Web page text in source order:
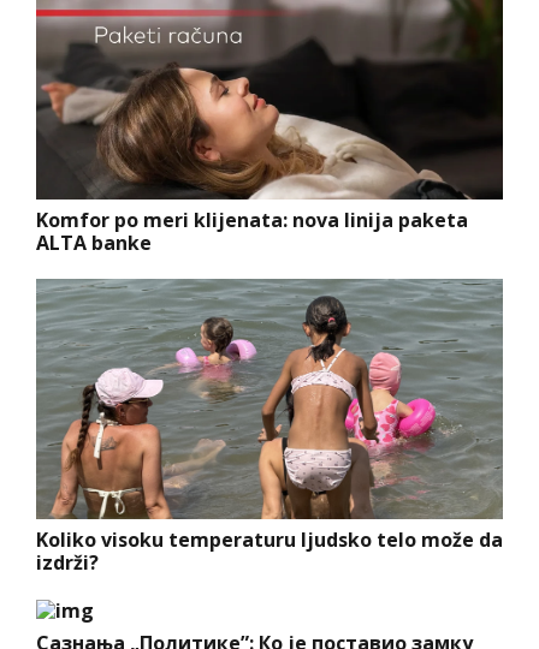
Komfor po meri klijenata: nova linija paketa
ALTA banke
Koliko visoku temperaturu ljudsko telo može da
izdrži?
Сазнања „Политике”: Ко је поставио замку